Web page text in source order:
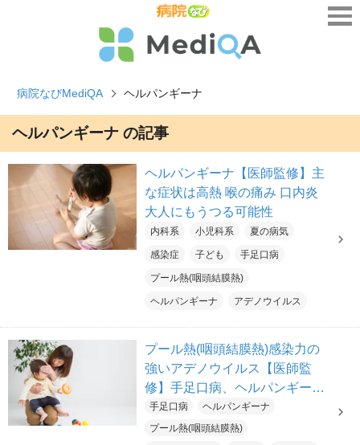
病院なびMediQA ヘルパンギーナ
ヘルパンギーナ の記事
ヘルパンギーナ【医師監修】主
な症状は高熱 喉の痛み 口内炎
大人にもうつる可能性
内科系 小児科系 夏の病気
感染症 子ども 手足口病
プール熱(咽頭結膜熱)
ヘルパンギーナ アデノウイルス
プール熱(咽頭結膜熱)感染力の
強いアデノウイルス【医師監
修】手足口病、ヘルパンギーナ
との違いは?プール以外でも感
染する
手足口病
ヘルパンギーナ
プール熱(咽頭結膜熱)